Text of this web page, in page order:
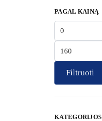
PAGAL KAINĄ
Min kaina
Maks kaina
Filtruoti
KATEGORIJOS